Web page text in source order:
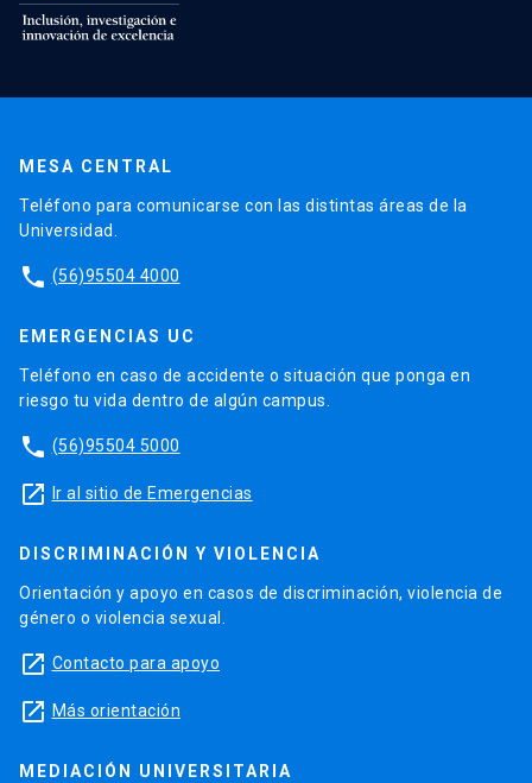
MESA CENTRAL
Teléfono para comunicarse con las distintas áreas de la
Universidad.
phone (56)95504 4000
EMERGENCIAS UC
Teléfono en caso de accidente o situación que ponga en
riesgo tu vida dentro de algún campus.
phone (56)95504 5000
launch Ir al sitio de Emergencias
DISCRIMINACIÓN Y VIOLENCIA
Orientación y apoyo en casos de discriminación, violencia de
género o violencia sexual.
launch Contacto para apoyo
launch Más orientación
MEDIACIÓN UNIVERSITARIA